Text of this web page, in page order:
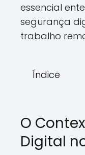
essencial
segurança
trabalho
Índice
O
Digital